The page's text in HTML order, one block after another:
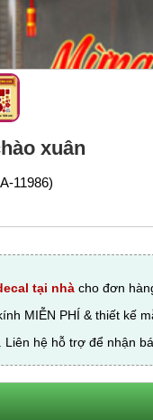
xuân
11986)
tại nhà cho đơn
MIỄN PHÍ & thiết kế
Liên hệ hỗ trợ để nhận